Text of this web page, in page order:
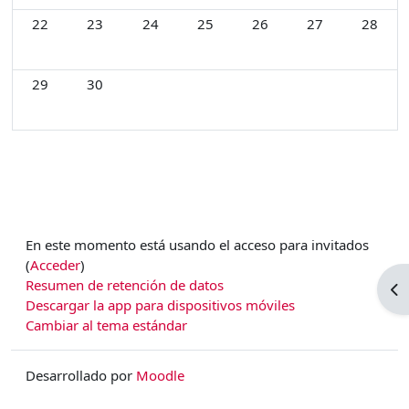
Sin eventos, lunes, 22 junio
22 Sin eventos, martes, 23 junio
23 Sin eventos, miércoles, 24 junio
24 Sin eventos, jueves, 25 junio
25 Sin eventos, viernes, 26
26 Sin eventos,
27 Sin
28
Sin eventos, lunes, 29 junio
29 Sin eventos, martes, 30 junio
30
En este momento está usando el acceso para invitados
(Acceder)
Resumen de retención de datos
Descargar la app para dispositivos móviles
Cambiar al tema estándar
Desarrollado por Moodle